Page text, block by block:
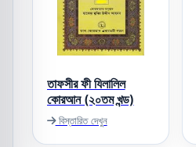
তাফসীর ফী যিলালিল
কোরআন (২০তম খন্ড)
বিস্তারিত দেখুন